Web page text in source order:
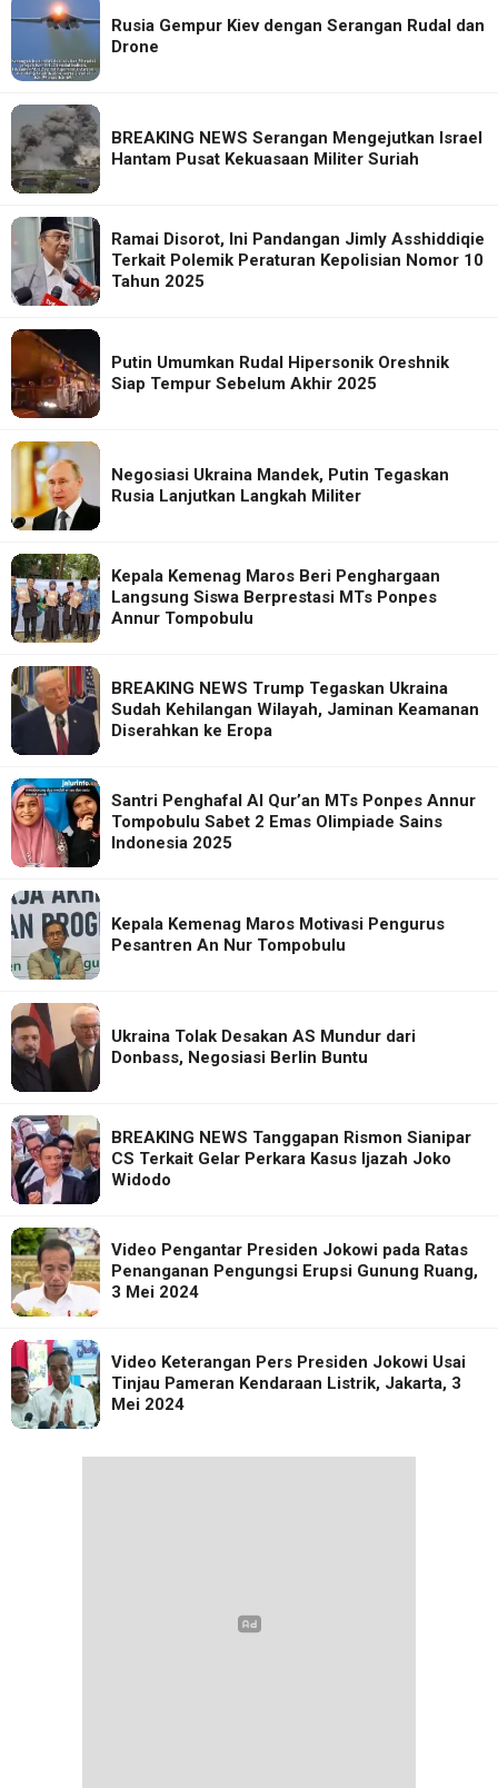
Rusia Gempur Kiev dengan Serangan Rudal dan
Drone
BREAKING NEWS Serangan Mengejutkan Israel
Hantam Pusat Kekuasaan Militer Suriah
Ramai Disorot, Ini Pandangan Jimly Asshiddiqie
Terkait Polemik Peraturan Kepolisian Nomor 10
Tahun 2025
Putin Umumkan Rudal Hipersonik Oreshnik
Siap Tempur Sebelum Akhir 2025
Negosiasi Ukraina Mandek, Putin Tegaskan
Rusia Lanjutkan Langkah Militer
Kepala Kemenag Maros Beri Penghargaan
Langsung Siswa Berprestasi MTs Ponpes
Annur Tompobulu
BREAKING NEWS Trump Tegaskan Ukraina
Sudah Kehilangan Wilayah, Jaminan Keamanan
Diserahkan ke Eropa
Santri Penghafal Al Qur’an MTs Ponpes Annur
Tompobulu Sabet 2 Emas Olimpiade Sains
Indonesia 2025
Kepala Kemenag Maros Motivasi Pengurus
Pesantren An Nur Tompobulu
Ukraina Tolak Desakan AS Mundur dari
Donbass, Negosiasi Berlin Buntu
BREAKING NEWS Tanggapan Rismon Sianipar
CS Terkait Gelar Perkara Kasus Ijazah Joko
Widodo
Video Pengantar Presiden Jokowi pada Ratas
Penanganan Pengungsi Erupsi Gunung Ruang,
3 Mei 2024
Video Keterangan Pers Presiden Jokowi Usai
Tinjau Pameran Kendaraan Listrik, Jakarta, 3
Mei 2024